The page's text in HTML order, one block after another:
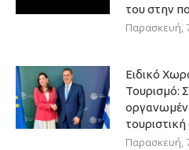
του στην
Παρασκευή,
Ειδικό
Τουρισμό:
Παρασκευή,